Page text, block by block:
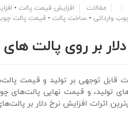
مقالات افزایش قیمت پالت •
وارداتی • ساخت پالت • قیمت پالت
دلار بر روی پالت
قابل توجهی بر تولید و قیمت
تولید، و قیمت نهایی
اثرات افزایش نرخ دلار بر